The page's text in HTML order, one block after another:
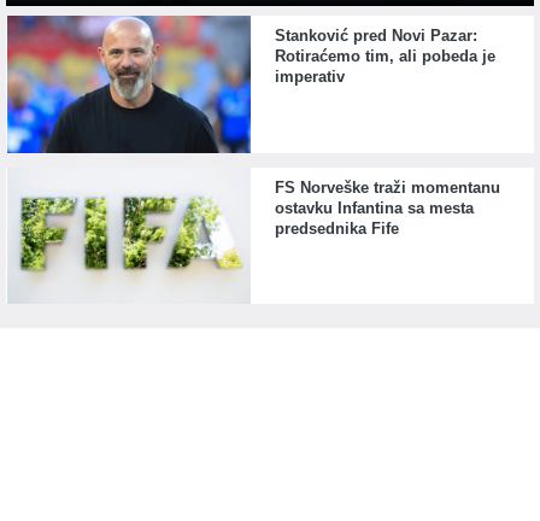
Stanković pred Novi Pazar:
Rotiraćemo tim, ali pobeda je
imperativ
FS Norveške traži momentanu
ostavku Infantina sa mesta
predsednika Fife